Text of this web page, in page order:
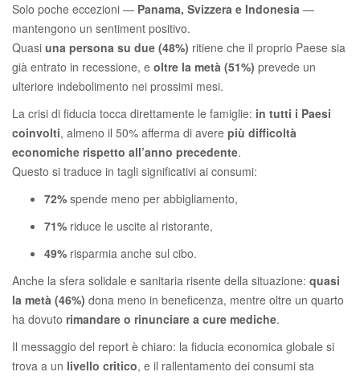
Solo poche eccezioni — Panama, Svizzera e Indonesia —
mantengono un sentiment positivo.
Quasi una persona su due (48%) ritiene che il proprio Paese sia
già entrato in recessione, e oltre la metà (51%) prevede un
ulteriore indebolimento nei prossimi mesi.
La crisi di fiducia tocca direttamente le famiglie: in tutti i Paesi
coinvolti, almeno il 50% afferma di avere più difficoltà
economiche rispetto all’anno precedente.
Questo si traduce in tagli significativi ai consumi:
72% spende meno per abbigliamento,
71% riduce le uscite al ristorante,
49% risparmia anche sul cibo.
Anche la sfera solidale e sanitaria risente della situazione: quasi
la metà (46%) dona meno in beneficenza, mentre oltre un quarto
ha dovuto rimandare o rinunciare a cure mediche.
Il messaggio del report è chiaro: la fiducia economica globale si
trova a un livello critico, e il rallentamento dei consumi sta